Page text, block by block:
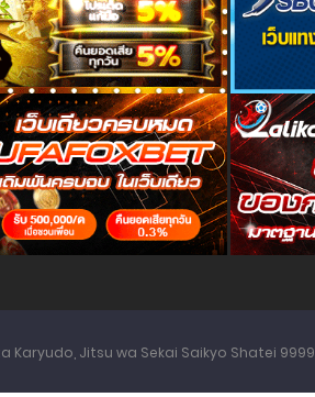
Karyudo, Jitsu wa Sekai Saikyo Shatei